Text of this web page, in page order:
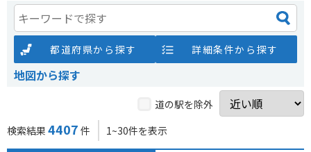
都道府県から探す 詳細条件から探す
地図から探す
道の駅を除外
検索結果 4407 件 1~30件を表示